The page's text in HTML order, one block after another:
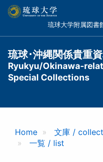
コ
琉球大学附属図
琉球･沖縄関係貴重
Ryukyu/Okinawa-
Special Collections
Home 文庫 /
一覧 / list